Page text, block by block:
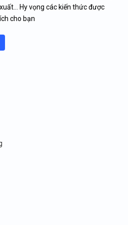
Hy vọng các kiến thức được
cho bạn